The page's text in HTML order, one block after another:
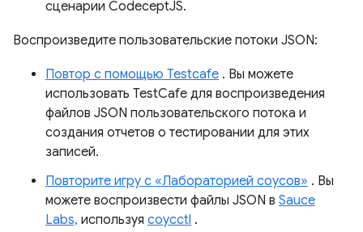
сценарии CodeceptJS.
Воспроизведите пользовательские потоки JSON:
Повтор с помощью Testcafe . Вы можете
использовать TestCafe для воспроизведения
файлов JSON пользовательского потока и
создания отчетов о тестировании для этих
записей.
Повторите игру с «Лабораторией соусов» . Вы
можете воспроизвести файлы JSON в Sauce
Labs, используя соусctl .